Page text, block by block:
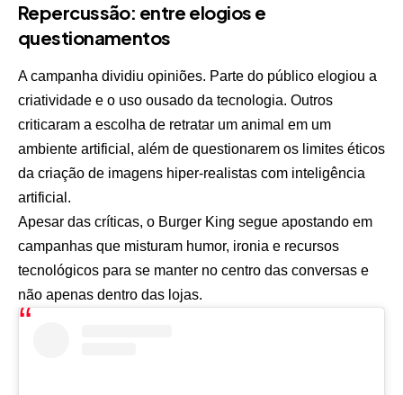
Repercussão: entre elogios e
questionamentos
A campanha dividiu opiniões. Parte do público elogiou a
criatividade e o uso ousado da tecnologia. Outros
criticaram a escolha de retratar um animal em um
ambiente artificial, além de questionarem os limites éticos
da criação de imagens hiper-realistas com inteligência
artificial.
Apesar das críticas, o Burger King segue apostando em
campanhas que misturam humor, ironia e recursos
tecnológicos para se manter no centro das conversas e
não apenas dentro das lojas.